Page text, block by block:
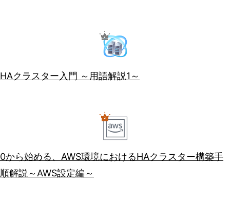
HAクラスター入門 ～用語解説1～
0から始める、AWS環境におけるHAクラスター構築手
順解説～AWS設定編～